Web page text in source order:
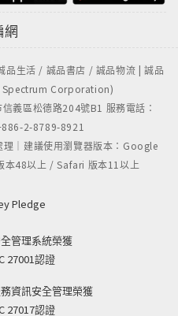
網
生活 / 誠品書店 / 誠品物流 | 誠品
Spectrum Corporation)
義區松德路204號B1 服務電話：
2-8789-8921
｜建議使用瀏覽器版本：Google
48以上 / Safari 版本11以上
Pledge
管理系統榮獲
27001認證
資訊安全管理榮獲
27017認證